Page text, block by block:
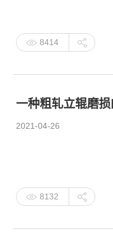
8414
2021-04-26
8132